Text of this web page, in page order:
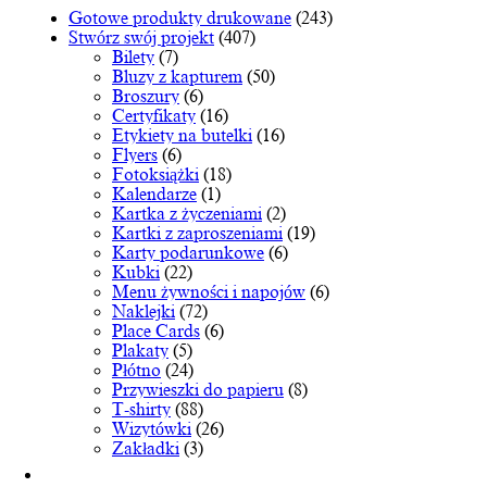
wybrać
na
stronie
produktu
Gotowe produkty drukowane (243)
Stwórz swój projekt (407)
Bilety (7)
Bluzy z kapturem (50)
Broszury (6)
Certyfikaty (16)
Etykiety na butelki (16)
Flyers (6)
Fotoksiążki (18)
Kalendarze (1)
Kartka z życzeniami (2)
Kartki z zaproszeniami (19)
Karty podarunkowe (6)
Kubki (22)
Menu żywności i napojów (6)
Naklejki (72)
Place Cards (6)
Plakaty (5)
Płótno (24)
Przywieszki do papieru (8)
T-shirty (88)
Wizytówki (26)
Zakładki (3)